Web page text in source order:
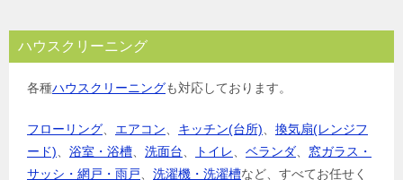
ハウスクリーニング
各種ハウスクリーニングも対応しております。
フローリング エアコン キッチン(台所)
換気扇(レンジフ
ード)
浴室・浴槽 洗面台 トイレ ベランダ
窓ガラス・
サッシ・網戸・雨戸
洗濯機・洗濯槽など、すべてお任せく